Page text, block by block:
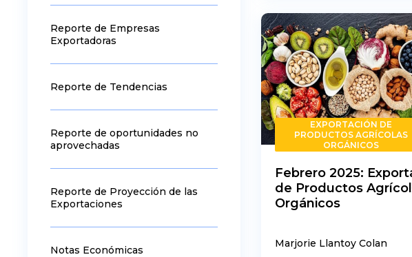
Reporte de Empresas
Exportadoras
Reporte de Tendencias
Reporte de oportunidades no
aprovechadas
Reporte de Proyección de las
Exportaciones
Notas Económicas
EXPORTACIÓN DE
PRODUCTOS AGRÍCOLAS
ORGÁNICOS
Febrero 2025:
de Productos
Orgánicos
Marjorie Llantoy Colan